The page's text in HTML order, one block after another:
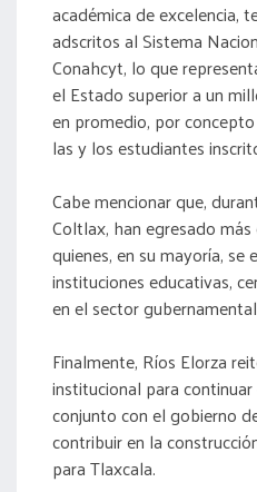
académica de excelencia,
adscritos al Sistema
Conahcyt, lo que
el Estado superior a un
en promedio, por
las y los estudiantes
Cabe mencionar que,
Coltlax, han egresado
quienes, en su mayoría, se
instituciones educativas,
en el sector
Finalmente, Ríos Elorza
institucional para
conjunto con el gobierno
contribuir en la
para Tlaxcala.